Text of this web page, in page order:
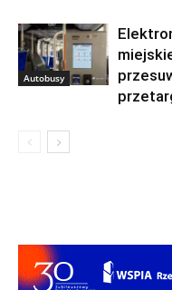
Autobusy